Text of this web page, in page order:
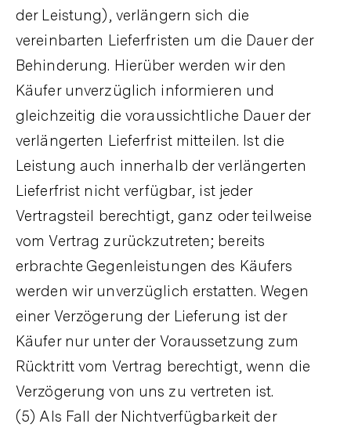
der Leistung), verlängern sich die
vereinbarten Lieferfristen um die Dauer der
Behinderung. Hierüber werden wir den
Käufer unverzüglich informieren und
gleichzeitig die voraussichtliche Dauer der
verlängerten Lieferfrist mitteilen. Ist die
Leistung auch innerhalb der verlängerten
Lieferfrist nicht verfügbar, ist jeder
Vertragsteil berechtigt, ganz oder teilweise
vom Vertrag zurückzutreten; bereits
erbrachte Gegenleistungen des Käufers
werden wir unverzüglich erstatten. Wegen
einer Verzögerung der Lieferung ist der
Käufer nur unter der Voraussetzung zum
Rücktritt vom Vertrag berechtigt, wenn die
Verzögerung von uns zu vertreten ist.
(5) Als Fall der Nichtverfügbarkeit der